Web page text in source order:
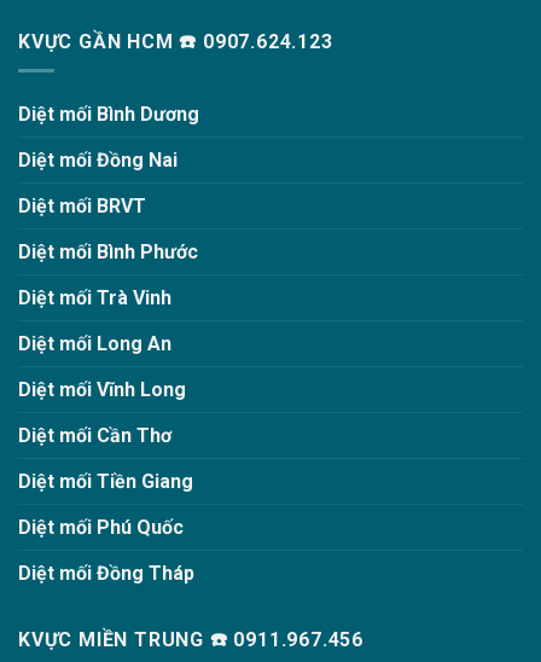
KVỰC GẦN HCM ☎️ 0907.624.123
Diệt mối Bình Dương
Diệt mối Đồng Nai
Diệt mối BRVT
Diệt mối Bình Phước
Diệt mối Trà Vinh
Diệt mối Long An
Diệt mối Vĩnh Long
Diệt mối Cần Thơ
Diệt mối Tiền Giang
Diệt mối Phú Quốc
Diệt mối Đồng Tháp
KVỰC MIỀN TRUNG ☎️ 0911.967.456